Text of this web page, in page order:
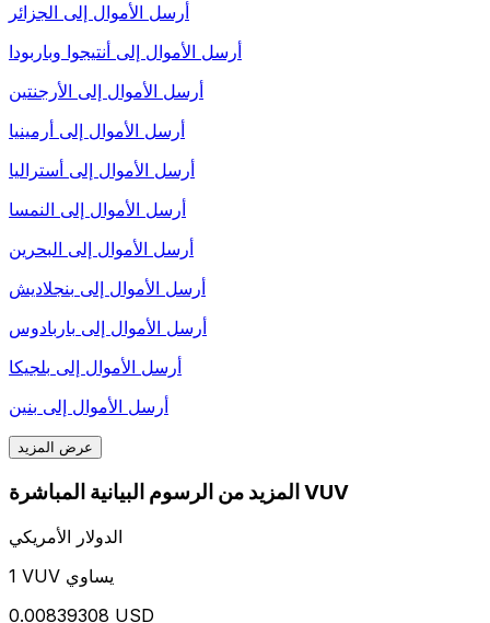
أرسل الأموال إلى الجزائر
أرسل الأموال إلى أنتيجوا وباربودا
أرسل الأموال إلى الأرجنتين
أرسل الأموال إلى أرمينيا
أرسل الأموال إلى أستراليا
أرسل الأموال إلى النمسا
أرسل الأموال إلى البحرين
أرسل الأموال إلى بنجلاديش
أرسل الأموال إلى باربادوس
أرسل الأموال إلى بلجيكا
أرسل الأموال إلى بنين
عرض المزيد
المزيد من الرسوم البيانية المباشرة VUV
الدولار الأمريكي
1 VUV يساوي
0.00839308 USD